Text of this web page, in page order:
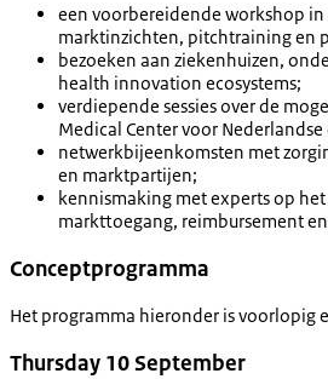
een voorbereidende workshop
marktinzichten, pitchtraining en
bezoeken aan ziekenhuizen,
health innovation ecosystems;
verdiepende sessies over de
Medical Center voor
netwerkbijeenkomsten met
en marktpartijen;
kennismaking met experts op
markttoegang, reimbursement
Conceptprogramma
Het programma hieronder is voorlopig
Thursday 10 September